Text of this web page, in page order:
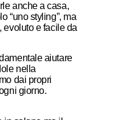
anche a casa,
“uno styling”, ma
evoluto e facile da
aiutare
nella
dai propri
giorno.